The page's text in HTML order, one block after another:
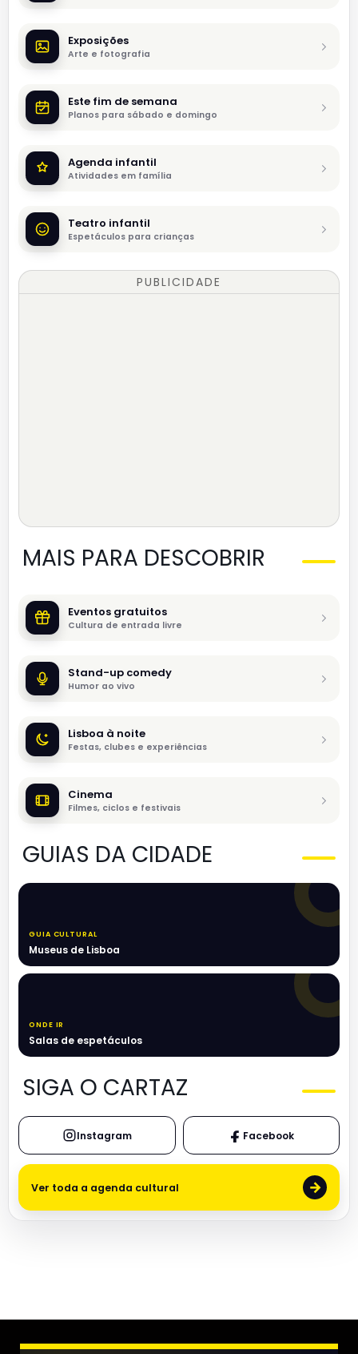
Exposições
Arte e fotografia
Este fim de semana
Planos para sábado e domingo
Agenda infantil
Atividades em família
Teatro infantil
Espetáculos para crianças
PUBLICIDADE
MAIS PARA DESCOBRIR
Eventos gratuitos
Cultura de entrada livre
Stand-up comedy
Humor ao vivo
Lisboa à noite
Festas, clubes e experiências
Cinema
Filmes, ciclos e festivais
GUIAS DA CIDADE
GUIA CULTURAL
Museus de Lisboa
ONDE IR
Salas de espetáculos
SIGA O CARTAZ
Instagram Facebook
Ver toda a agenda cultural →